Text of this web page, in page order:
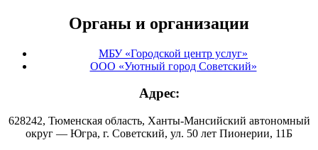
Органы и организации
МБУ «Городской центр услуг»
ООО «Уютный город Советский»
Адрес:
628242, Тюменская область, Ханты-Мансийский автономный
округ — Югра, г. Советский, ул. 50 лет Пионерии, 11Б